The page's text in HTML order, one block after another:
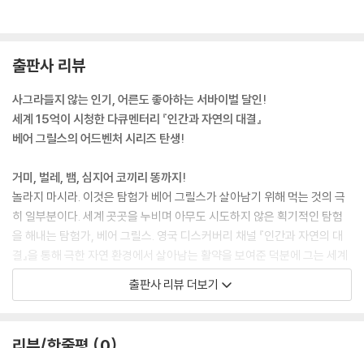
다 더 순식간에 그들을 집어삼킬 수 있는 더 큰 위험을 그만 못 보고 지나친
시험 삼아 눈 위를 발끝으로 콕콕 찍어보았다. 그리고 지팡이로 눈 속을 이
리저리 헤치다보니 그 끝이 무언가 단단한 것에 부딪쳤다. 둔탁하고 낮은
소리가 났다. 바위가 긁히는 소리는 아니었다.
-126쪽
어쨌든 사람은 두 명이고 늑대는 한 마리다. 그리고 그들은 지팡이도 가지
고 있다. 겁을 줘서 쫓아버릴 수도 있을 것이다. 확실한 한 가지는 이곳에
앉아 마냥 기다릴 수는 없다는 것이었다.
벡이 말하고 조심스럽게 안으로 걸어 들어가기 시작했다.
걷기 시작한 지 일 분이 지나자마자 티카아니가 말했다. 그들은 늑대의 공
출판사 리뷰
사그라들지 않는 인기, 어른도 좋아하는 서바이벌 달인!
세계 15억이 시청한 다큐멘터리 『인간과 자연의 대결』
베어 그릴스의 어드벤처 시리즈 탄생!
거미, 벌레, 뱀, 심지어 코끼리 똥까지!
놀라지 마시라. 이것은 탐험가 베어 그릴스가 살아남기 위해 먹는 것의 극
히 일부분이다. 세계 곳곳을 누비며 아무도 시도하지 않은 획기적인 탐험
을 해내는 탐험가, 베어 그릴스. 영국 디스커버리 채널 『인간과 자연의 대
결』을 통해 극한 자연 환경에서 살아남는 활약을 보여준 덕분에 그는 세계
적인 ‘생존왕’으로 등극했다.
출판사 리뷰 더보기